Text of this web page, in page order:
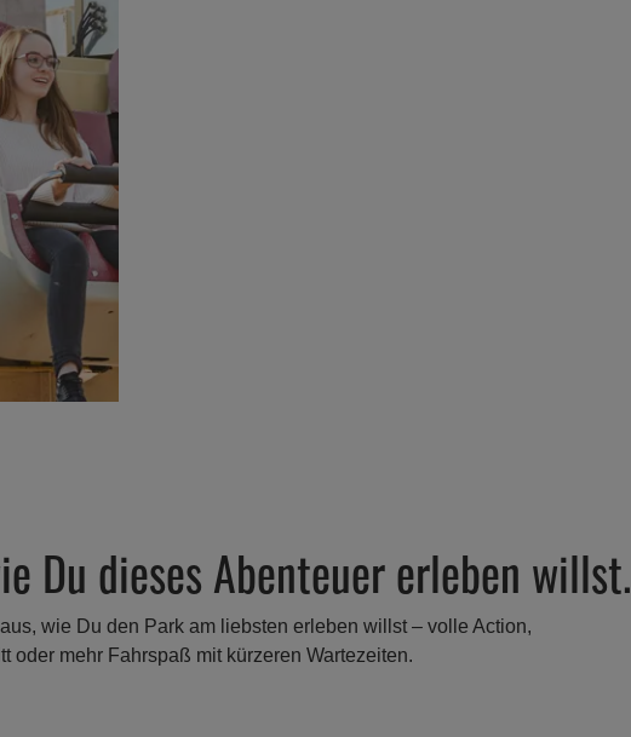
Du dieses Abenteuer erleben willst.
wie Du den Park am liebsten erleben willst – volle Action,
oder mehr Fahrspaß mit kürzeren Wartezeiten.